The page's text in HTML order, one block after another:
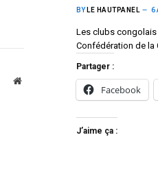
Website
BY LE HAUTPANEL 6
Les clubs congolais
Confédération de la
Partager :
Facebook
J’aime ça :